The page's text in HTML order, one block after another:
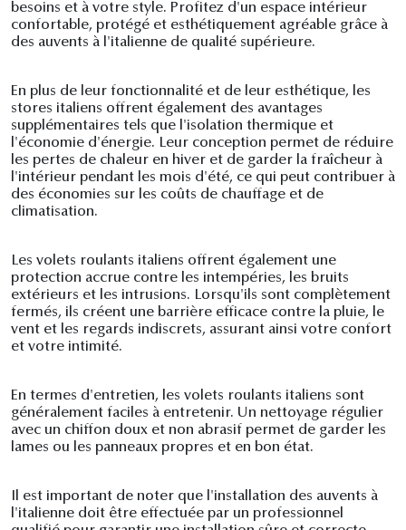
besoins et à votre style. Profitez d'un espace intérieur
confortable, protégé et esthétiquement agréable grâce à
des auvents à l'italienne de qualité supérieure.
En plus de leur fonctionnalité et de leur esthétique, les
stores italiens offrent également des avantages
supplémentaires tels que l'isolation thermique et
l'économie d'énergie. Leur conception permet de réduire
les pertes de chaleur en hiver et de garder la fraîcheur à
l'intérieur pendant les mois d'été, ce qui peut contribuer à
des économies sur les coûts de chauffage et de
climatisation.
Les volets roulants italiens offrent également une
protection accrue contre les intempéries, les bruits
extérieurs et les intrusions. Lorsqu'ils sont complètement
fermés, ils créent une barrière efficace contre la pluie, le
vent et les regards indiscrets, assurant ainsi votre confort
et votre intimité.
En termes d'entretien, les volets roulants italiens sont
généralement faciles à entretenir. Un nettoyage régulier
avec un chiffon doux et non abrasif permet de garder les
lames ou les panneaux propres et en bon état.
Il est important de noter que l'installation des auvents à
l'italienne doit être effectuée par un professionnel